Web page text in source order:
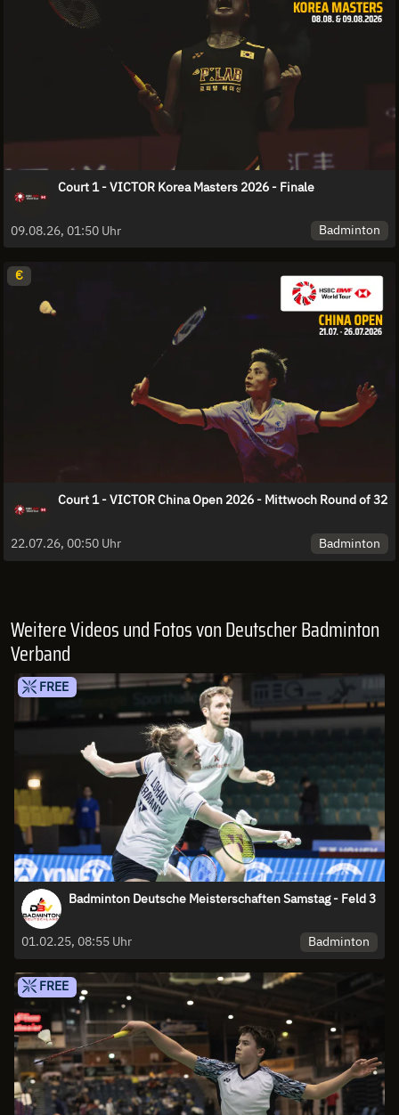
Court 1 - VICTOR Korea Masters 2026 - Finale
09.08.26, 01:50 Uhr Badminton
€
Court 1 - VICTOR China Open 2026 - Mittwoch Round of 32
22.07.26, 00:50 Uhr Badminton
Weitere Videos und Fotos von Deutscher Badminton
Verband
FREE
Badminton Deutsche Meisterschaften Samstag - Feld 3
01.02.25, 08:55 Uhr Badminton
FREE